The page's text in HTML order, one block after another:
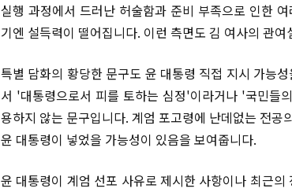
실행 과정에서 드러난 허술함과 준비 부족으로 인한
기엔 설득력이 떨어집니다. 이런 측면도 김 여사의 관
특별 담화의 황당한 문구도 윤 대통령 직접 지시 가능
서 '대통령으로서 피를 토하는 심정'이라거나 '국민들
용하지 않는 문구입니다. 계엄 포고령에 난데없는 전
윤 대통령이 넣었을 가능성이 있음을 보여줍니다.
윤 대통령이 계엄 선포 사유로 제시한 사항이나 최근